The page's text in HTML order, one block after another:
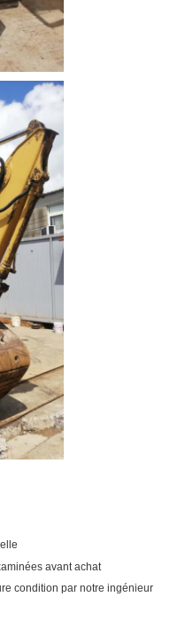
avant achat
condition par notre ingénieur